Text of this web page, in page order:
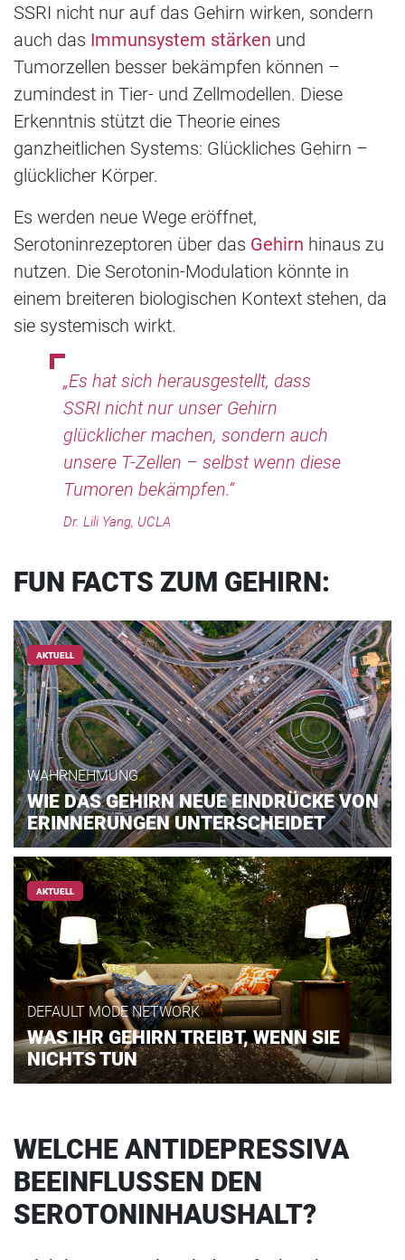
SSRI nicht nur auf das Gehirn wirken, sondern
auch das Immunsystem stärken und
Tumorzellen besser bekämpfen können –
zumindest in Tier- und Zellmodellen. Diese
Erkenntnis stützt die Theorie eines
ganzheitlichen Systems: Glückliches Gehirn –
glücklicher Körper.
Es werden neue Wege eröffnet,
Serotoninrezeptoren über das Gehirn hinaus zu
nutzen. Die Serotonin-Modulation könnte in
einem breiteren biologischen Kontext stehen, da
sie systemisch wirkt.
„Es hat sich herausgestellt, dass
SSRI nicht nur unser Gehirn
glücklicher machen, sondern auch
unsere T-Zellen – selbst wenn diese
Tumoren bekämpfen.“
Dr. Lili Yang, UCLA
FUN FACTS ZUM GEHIRN:
AKTUELL
WAHRNEHMUNG
WIE DAS GEHIRN NEUE EINDRÜCKE VON
ERINNERUNGEN UNTERSCHEIDET
AKTUELL
DEFAULT MODE NETWORK
WAS IHR GEHIRN TREIBT, WENN SIE
NICHTS TUN
WELCHE ANTIDEPRESSIVA
BEEINFLUSSEN DEN
SEROTONINHAUSHALT?